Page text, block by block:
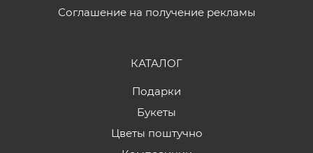
Соглашение на получение рекламы
КАТАЛОГ
Подарки
Букеты
Цветы поштучно